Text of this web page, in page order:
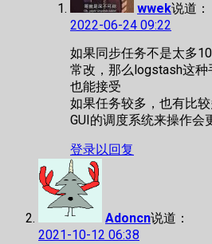
wwek说道：
2022-06-24 09:22
如果同步任务不是太多
常改，那么logstash这
也能接受
如果任务较多，也有比
GUI的调度系统来操作会
登录以回复
Adoncn说道：
2021-10-12 06:38